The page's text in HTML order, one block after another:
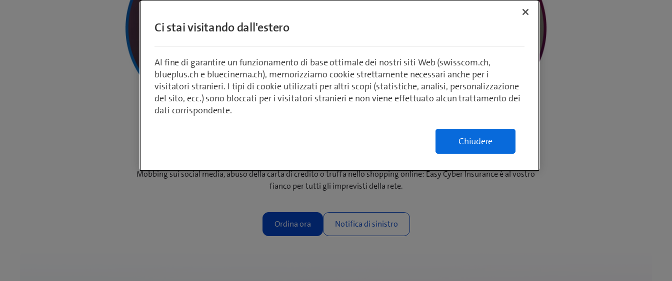
Vi proteggiamo dalle brutte sorprese online
Mobbing sui social media, abuso della carta di credito o truffa nello shopping online: Easy Cyber Insurance è al vostro
fianco per tutti gli imprevisti della rete.
Ci stai visitando dall'estero
Al fine di garantire un funzionamento di base ottimale dei nostri siti Web (swisscom.ch,
blueplus.ch e bluecinema.ch), memorizziamo cookie strettamente necessari anche per i
visitatori stranieri. I tipi di cookie utilizzati per altri scopi (statistiche, analisi, personalizzazione
del sito, ecc.) sono bloccati per i visitatori stranieri e non viene effettuato alcun trattamento dei
dati corrispondente.
Chiudere